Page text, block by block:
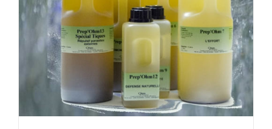
être
choisies
sur
la
page
produit